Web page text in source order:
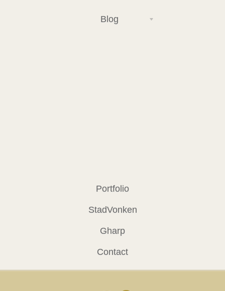
Blog
Portfolio
StadVonken
Gharp
Contact